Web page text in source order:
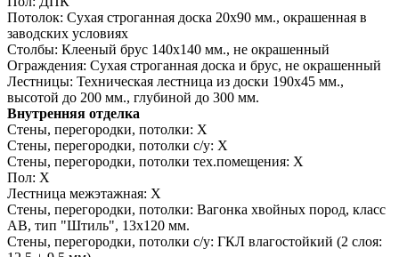
Потолок: Сухая строганная доска 20х90 мм., окрашенная в
заводских условиях
Столбы: Клееный брус 140х140 мм., не окрашенный
Ограждения: Сухая строганная доска и брус, не окрашенный
Лестницы: Техническая лестница из доски 190х45 мм.,
высотой до 200 мм., глубиной до 300 мм.
Внутренняя отделка
Стены, перегородки, потолки: Х
Стены, перегородки, потолки с/у: Х
Стены, перегородки, потолки тех.помещения: Х
Пол: Х
Лестница межэтажная: Х
Стены, перегородки, потолки: Вагонка хвойных пород, класс
АВ, тип "Штиль", 13х120 мм.
Стены, перегородки, потолки с/у: ГКЛ влагостойкий (2 слоя: